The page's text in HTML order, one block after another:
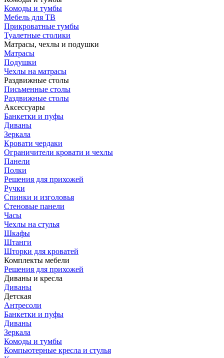
Комоды и тумбы
Мебель для ТВ
Прикроватные тумбы
Туалетные столики
Матрасы, чехлы и подушки
Матрасы
Подушки
Чехлы на матрасы
Раздвижные столы
Письменные столы
Раздвижные столы
Аксессуары
Банкетки и пуфы
Диваны
Зеркала
Кровати чердаки
Ограничители кровати и чехлы
Панели
Полки
Решения для прихожей
Ручки
Спинки и изголовья
Стеновые панели
Часы
Чехлы на стулья
Шкафы
Штанги
Шторки для кроватей
Комплекты мебели
Решения для прихожей
Диваны и кресла
Диваны
Детская
Антресоли
Банкетки и пуфы
Диваны
Зеркала
Комоды и тумбы
Компьютерные кресла и стулья